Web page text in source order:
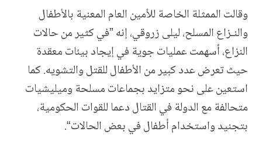
وقالت الممثلة الخاصة للأمين العام المعنية بالأطفال
والنـزاع المسلح، ليلى زروقي، إنه ”في كثير من حالات
النزاع، أسهمت عمليات جوية في إيجاد بيئات معقدة
حيث تعرض عدد كبير من الأطفال للقتل والتشويه. كما
استعين على نحو متزايد بجماعات مسلحة وميليشيات
متحالفة مع الدولة في القتال دعما للقوات الحكومية،
بتجنيد واستخدام أطفال في بعض الحالات“.